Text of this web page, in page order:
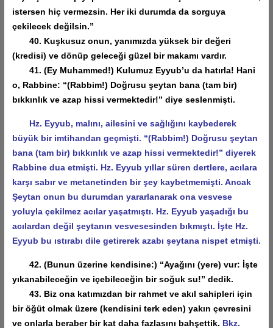
istersen hiç vermezsin. Her iki durumda da sorguya
çekilecek değilsin.”
40. Kuşkusuz onun, yanımızda yüksek bir değeri
(kredisi) ve dönüp geleceği güzel bir makamı vardır.
41. (Ey Muhammed!) Kulumuz Eyyub’u da hatırla! Hani
o, Rabbine: “(Rabbim!) Doğrusu şeytan bana (tam bir)
bıkkınlık ve azap hissi vermektedir!” diye seslenmişti.
Hz. Eyyub, malını, ailesini ve sağlığını kaybederek
büyük bir imtihandan geçmişti. “(Rabbim!) Doğrusu şeytan
bana (tam bir) bıkkınlık ve azap hissi vermektedir!” diyerek
Rabbine dua etmişti. Hz. Eyyub yıllar süren dertlere, acılara
karşı sabır ve metanetinden bir şey kaybetmemişti. Ancak
Şeytan onun bu durumdan yararlanarak ona vesvese
yoluyla çekilmez acılar yaşatmıştı. Hz. Eyyub yaşadığı bu
acılardan değil şeytanın vesvesesinden bıkmıştı. İşte Hz.
Eyyub bu ıstırabı dile getirerek azabı şeytana nispet etmişti.
42. (Bunun üzerine kendisine:) “Ayağını (yere) vur: İşte
yıkanabileceğin ve içebileceğin bir soğuk su!” dedik.
43. Biz ona katımızdan bir rahmet ve akıl sahipleri için
bir öğüt olmak üzere (kendisini terk eden) yakın çevresini
ve onlarla beraber bir kat daha fazlasını bahşettik. Bkz.